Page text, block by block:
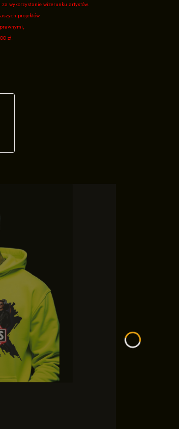
wykorzystanie wizerunku artystów.
projektów
zł.